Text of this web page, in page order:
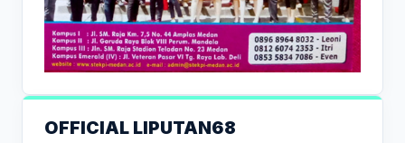
OFFICIAL LIPUTAN68